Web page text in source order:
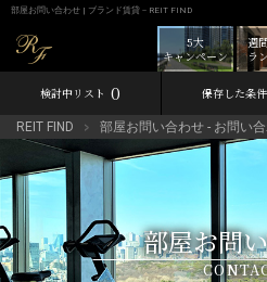
部屋お問い合わせ | ブランド賃貸－REIT FIND
週
ラ
5大
キャンペーン
検討中リスト 0 保存した条件
REIT FIND 部屋お問い合わせ - お問い
部屋お問